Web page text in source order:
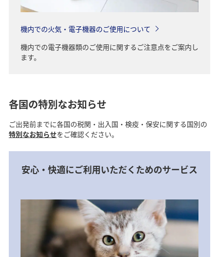
機内での火気・電子機器のご使用について
機内での電子機器類のご使用に関するご注意点をご案内し
ます。
各国の特別なお知らせ
ご出発前までに各国の税関・出入国・検疫・保安に関する国別の
特別なお知らせをご確認ください。
安心・快適にご利用いただくためのサービス